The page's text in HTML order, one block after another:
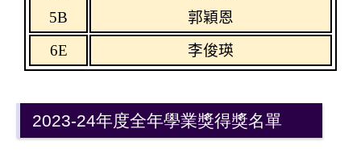
5B
郭穎恩
6E
李俊瑛
2023-24年度全年學業獎得獎名單